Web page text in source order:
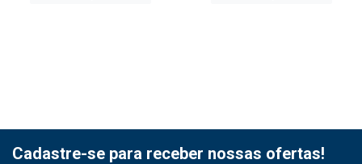
Cadastre-se para receber nossas ofertas!